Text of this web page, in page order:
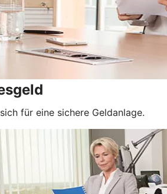
für eine sichere Geldanlage.